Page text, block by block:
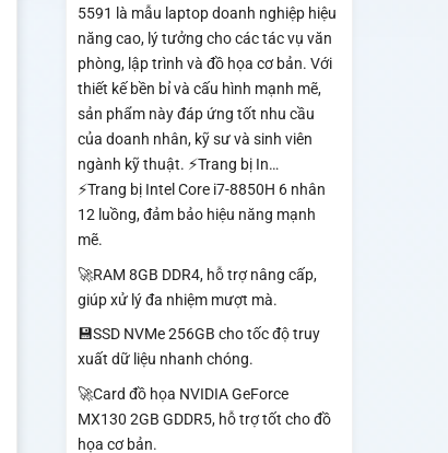
5591 là mẫu laptop doanh nghiệp hiệu
năng cao, lý tưởng cho các tác vụ văn
phòng, lập trình và đồ họa cơ bản. Với
thiết kế bền bỉ và cấu hình mạnh mẽ,
sản phẩm này đáp ứng tốt nhu cầu
của doanh nhân, kỹ sư và sinh viên
ngành kỹ thuật. ⚡Trang bị In…
⚡Trang bị Intel Core i7-8850H 6 nhân
12 luồng, đảm bảo hiệu năng mạnh
mẽ.
🚀RAM 8GB DDR4, hỗ trợ nâng cấp,
giúp xử lý đa nhiệm mượt mà.
💾SSD NVMe 256GB cho tốc độ truy
xuất dữ liệu nhanh chóng.
🚀Card đồ họa NVIDIA GeForce
MX130 2GB GDDR5, hỗ trợ tốt cho đồ
họa cơ bản.